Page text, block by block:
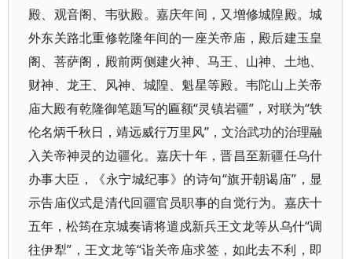
殿、观音阁、韦驮殿。嘉庆年间，又增修城隍殿。城
外东关路北重修乾隆年间的一座关帝庙，殿后建玉皇
阁、菩萨阁，殿前两侧建火神、马王、山神、土地、
财神、龙王、风神、城隍、魁星等殿。韦陀山上关帝
庙大殿有乾隆御笔题写的匾额“灵镇岩疆”，对联为“轶
伦名炳千秋日，靖远威行万里风”，文治武功的治理融
入关帝神灵的边疆化。嘉庆十年，晋昌至新疆任乌什
办事大臣，《永宁城纪事》的诗句“旗开朝谒庙”，显
示告庙仪式是清代回疆官员职事的自觉行为。嘉庆十
五年，松筠在京城奏请将遣戍新兵王文龙等从乌什“调
往伊犁”，王文龙等“诣关帝庙求签，如此去不利，即